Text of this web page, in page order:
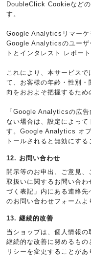
DoubleClick Cookieなど
す。
Google Analyticsリマーケ
Google Analyticsのユーザ
トとインタレスト レポート
これにより、本サービス
て、お客様の年齢・性別
向をおおよそ把握するため
「Google Analyticsの広
ない場合は、設定によっ
す。Google Analytics オ
トールされると無効にする
12. お問い合わせ
開示等のお申出、ご意見
取扱いに関するお問い合
づく表記」内にある連絡
のお問い合わせフォームよ
13. 継続的改善
当ショップは、個人情報の
継続的な改善に努めるも
リシーを変更することがあ